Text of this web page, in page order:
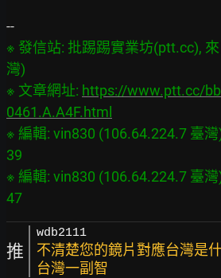
※ 發信站: 批踢踢實業坊(ptt.cc),
灣)
※ 文章網址: https://www.ptt.cc/
0461.A.A4F.html
※ 編輯: vin830 (106.64.224.7 臺
39
※ 編輯: vin830 (106.64.224.7 臺
推
wdb2111
不清楚您的鏡片對應台灣是
台灣一副智